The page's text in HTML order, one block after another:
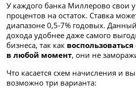
У каждого банка Миллерово свои
процентов на остаток. Ставка
диапазоне 0,5-7% годовых.
дохода удобнее даже самого
бизнеса, так как
в любой момент, они не
Что касается схем начисления и
возможно три варианта: